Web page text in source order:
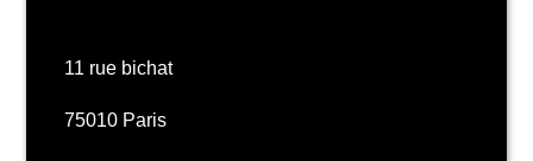
11 rue bichat
75010 Paris